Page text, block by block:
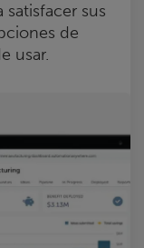
satisfacer sus
de
usar.